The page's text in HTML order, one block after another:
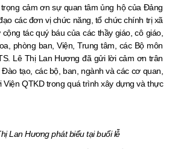
cảm ơn sự quan tâm ủng hộ của Đảng
các đơn vị chức năng, tổ chức chính trị xã
tác quý báu của các thầy giáo, cô giáo,
phòng ban, Viện, Trung tâm, các Bộ môn
Lê Thị Lan Hương đã gửi lời cảm ơn trân
tạo, các bộ, ban, ngành và các cơ quan,
QTKD trong quá trình xây dựng và thực
Lan Hương phát biểu tại buổi lễ